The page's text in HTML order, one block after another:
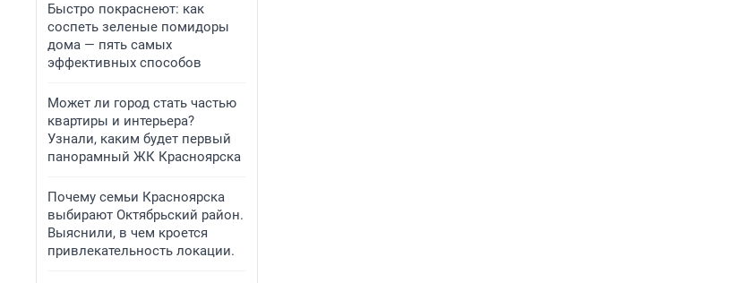
Быстро покраснеют: как
соспеть зеленые помидоры
дома — пять самых
эффективных способов
Может ли город стать частью
квартиры и интерьера?
Узнали, каким будет первый
панорамный ЖК Красноярска
Почему семьи Красноярска
выбирают Октябрьский район.
Выяснили, в чем кроется
привлекательность локации.